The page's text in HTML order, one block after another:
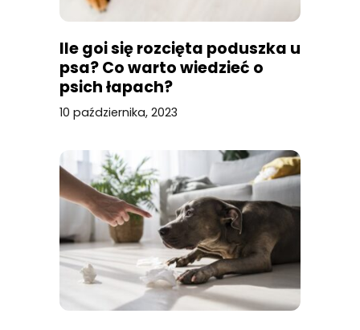
Ile goi się rozcięta poduszka u
psa? Co warto wiedzieć o
psich łapach?
10 października, 2023